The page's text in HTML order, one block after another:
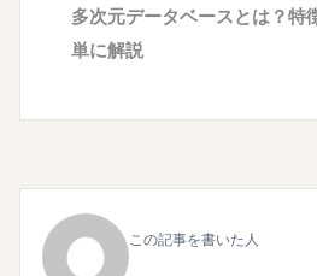
多次元データベースとは？特
単に解説
この記事を書いた人